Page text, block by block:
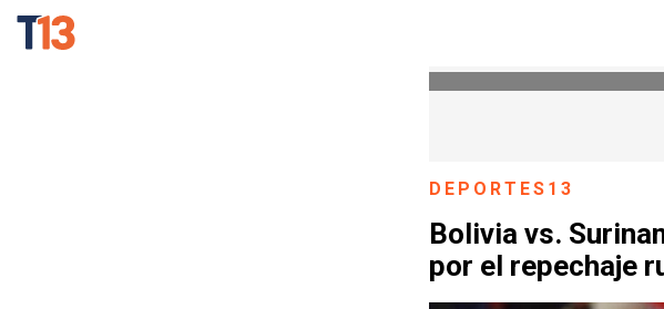
DEPORTES13
Bolivia vs.
por el repechaje